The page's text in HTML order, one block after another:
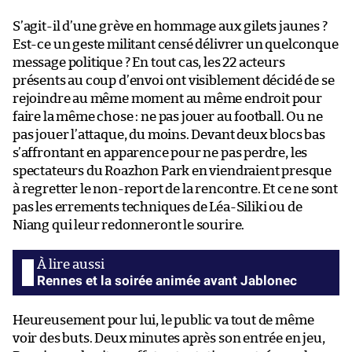
S’agit-il d’une grève en hommage aux gilets jaunes ?
Est-ce un geste militant censé délivrer un quelconque
message politique ? En tout cas, les 22 acteurs
présents au coup d’envoi ont visiblement décidé de se
rejoindre au même moment au même endroit pour
faire la même chose : ne pas jouer au football. Ou ne
pas jouer l’attaque, du moins. Devant deux blocs bas
s’affrontant en apparence pour ne pas perdre, les
spectateurs du Roazhon Park en viendraient presque
à regretter le non-report de la rencontre. Et ce ne sont
pas les errements techniques de Léa-Siliki ou de
Niang qui leur redonneront le sourire.
Rennes et la soirée animée avant Jablonec
Heureusement pour lui, le public va tout de même
voir des buts. Deux minutes après son entrée en jeu,